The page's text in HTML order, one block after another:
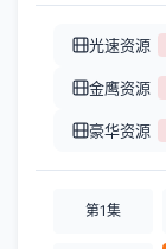
光速资源
金鹰资源
豪华资源
第1集